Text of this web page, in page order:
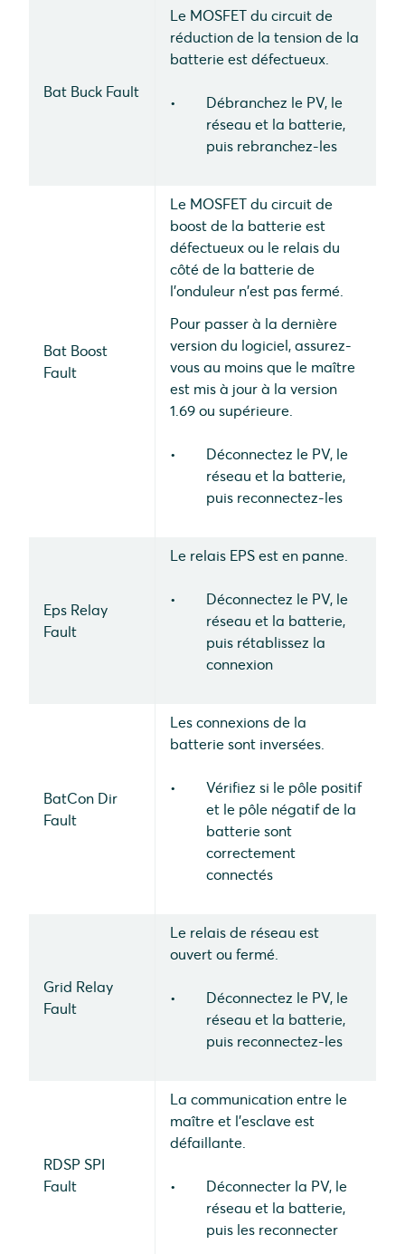
Bat Buck Fault
Le MOSFET du circuit de
réduction de la tension de la
batterie est défectueux.
Débranchez le PV, le
réseau et la batterie,
puis rebranchez-les
Bat Boost
Fault
Le MOSFET du circuit de
boost de la batterie est
défectueux ou le relais du
côté de la batterie de
l'onduleur n'est pas fermé.
Pour passer à la dernière
version du logiciel, assurez-
vous au moins que le maître
est mis à jour à la version
1.69 ou supérieure.
Déconnectez le PV, le
réseau et la batterie,
puis reconnectez-les
Eps Relay
Fault
Le relais EPS est en panne.
Déconnectez le PV, le
réseau et la batterie,
puis rétablissez la
connexion
BatCon Dir
Fault
Les connexions de la
batterie sont inversées.
Vérifiez si le pôle positif
et le pôle négatif de la
batterie sont
correctement
connectés
Grid Relay
Fault
Le relais de réseau est
ouvert ou fermé.
Déconnectez le PV, le
réseau et la batterie,
puis reconnectez-les
RDSP SPI
Fault
La communication entre le
maître et l'esclave est
défaillante.
Déconnecter la PV, le
réseau et la batterie,
puis les reconnecter